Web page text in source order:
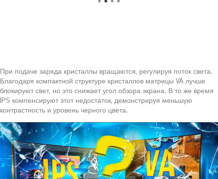
При подаче заряда кристаллы вращаются, регулируя поток света.
Благодаря компактной структуре кристаллов матрицы VA лучше
блокируют свет, но это снижает угол обзора экрана. В то же время
IPS компенсируют этот недостаток, демонстрируя меньшую
контрастность и уровень черного цвета.